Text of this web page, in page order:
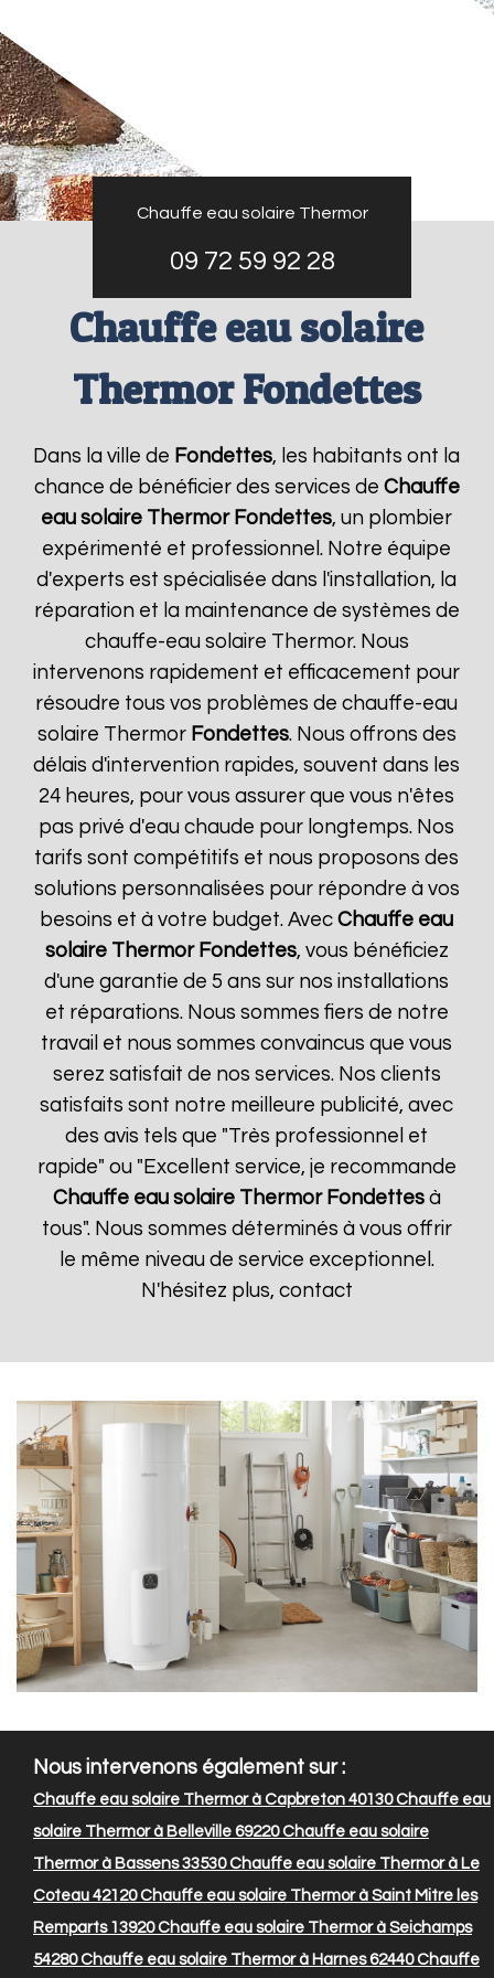
Chauffe eau solaire Thermor
09 72 59 92 28
Chauffe eau solaire
Thermor Fondettes
Dans la ville de Fondettes, les habitants ont la
chance de bénéficier des services de Chauffe
eau solaire Thermor Fondettes, un plombier
expérimenté et professionnel. Notre équipe
d'experts est spécialisée dans l'installation, la
réparation et la maintenance de systèmes de
chauffe-eau solaire Thermor. Nous
intervenons rapidement et efficacement pour
résoudre tous vos problèmes de chauffe-eau
solaire Thermor Fondettes. Nous offrons des
délais d'intervention rapides, souvent dans les
24 heures, pour vous assurer que vous n'êtes
pas privé d'eau chaude pour longtemps. Nos
tarifs sont compétitifs et nous proposons des
solutions personnalisées pour répondre à vos
besoins et à votre budget. AvecChauffe eau
solaire Thermor Fondettes, vous bénéficiez
d'une garantie de 5 ans sur nos installations
et réparations. Nous sommes fiers de notre
travail et nous sommes convaincus que vous
serez satisfait de nos services. Nos clients
satisfaits sont notre meilleure publicité, avec
des avis tels que "Très professionnel et
rapide" ou "Excellent service, je recommande
Chauffe eau solaire Thermor Fondettesà
tous". Nous sommes déterminés à vous offrir
le même niveau de service exceptionnel.
N'hésitez plus, contact
Nous intervenons également sur :
Chauffe eau solaire Thermor à Capbreton 40130Chauffe eau
solaire Thermor à Belleville 69220Chauffe eau solaire
Thermor à Bassens 33530Chauffe eau solaire Thermor à Le
Coteau 42120Chauffe eau solaire Thermor à Saint Mitre les
Remparts 13920Chauffe eau solaire Thermor à Seichamps
54280Chauffe eau solaire Thermor à Harnes 62440Chauffe